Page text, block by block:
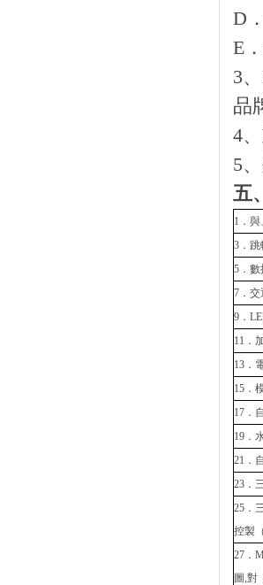
D
E
3
品
4
5
五
1．
3．
5．
7．交
9．
11．
13．
15．
17．
19．
21．
23．
25．
控製
27．
圖,對